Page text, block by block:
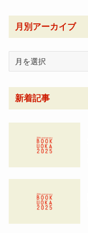
月別アーカイブ
ー
カ
新着記事